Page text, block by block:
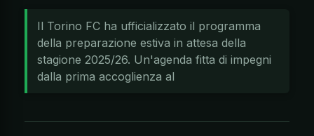
Il Torino FC ha ufficializzato il programma
della preparazione estiva in attesa della
stagione 2025/26. Un'agenda fitta di impegni
dalla prima accoglienza al